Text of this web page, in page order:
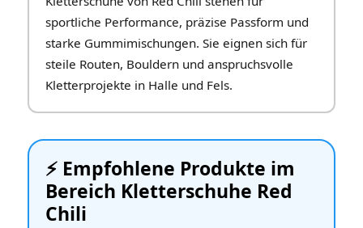
sportliche Performance, präzise Passform und
starke Gummimischungen. Sie eignen sich für
steile Routen, Bouldern und anspruchsvolle
Kletterprojekte in Halle und Fels.
⚡️ Empfohlene Produkte im
Bereich Kletterschuhe Red
Chili